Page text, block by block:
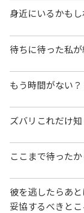
身近にいるかも
待ちに待った私
もう時間がない
ズバリこれだけ
ここまで待った
彼を逃したらあ
妥協するべきとこ